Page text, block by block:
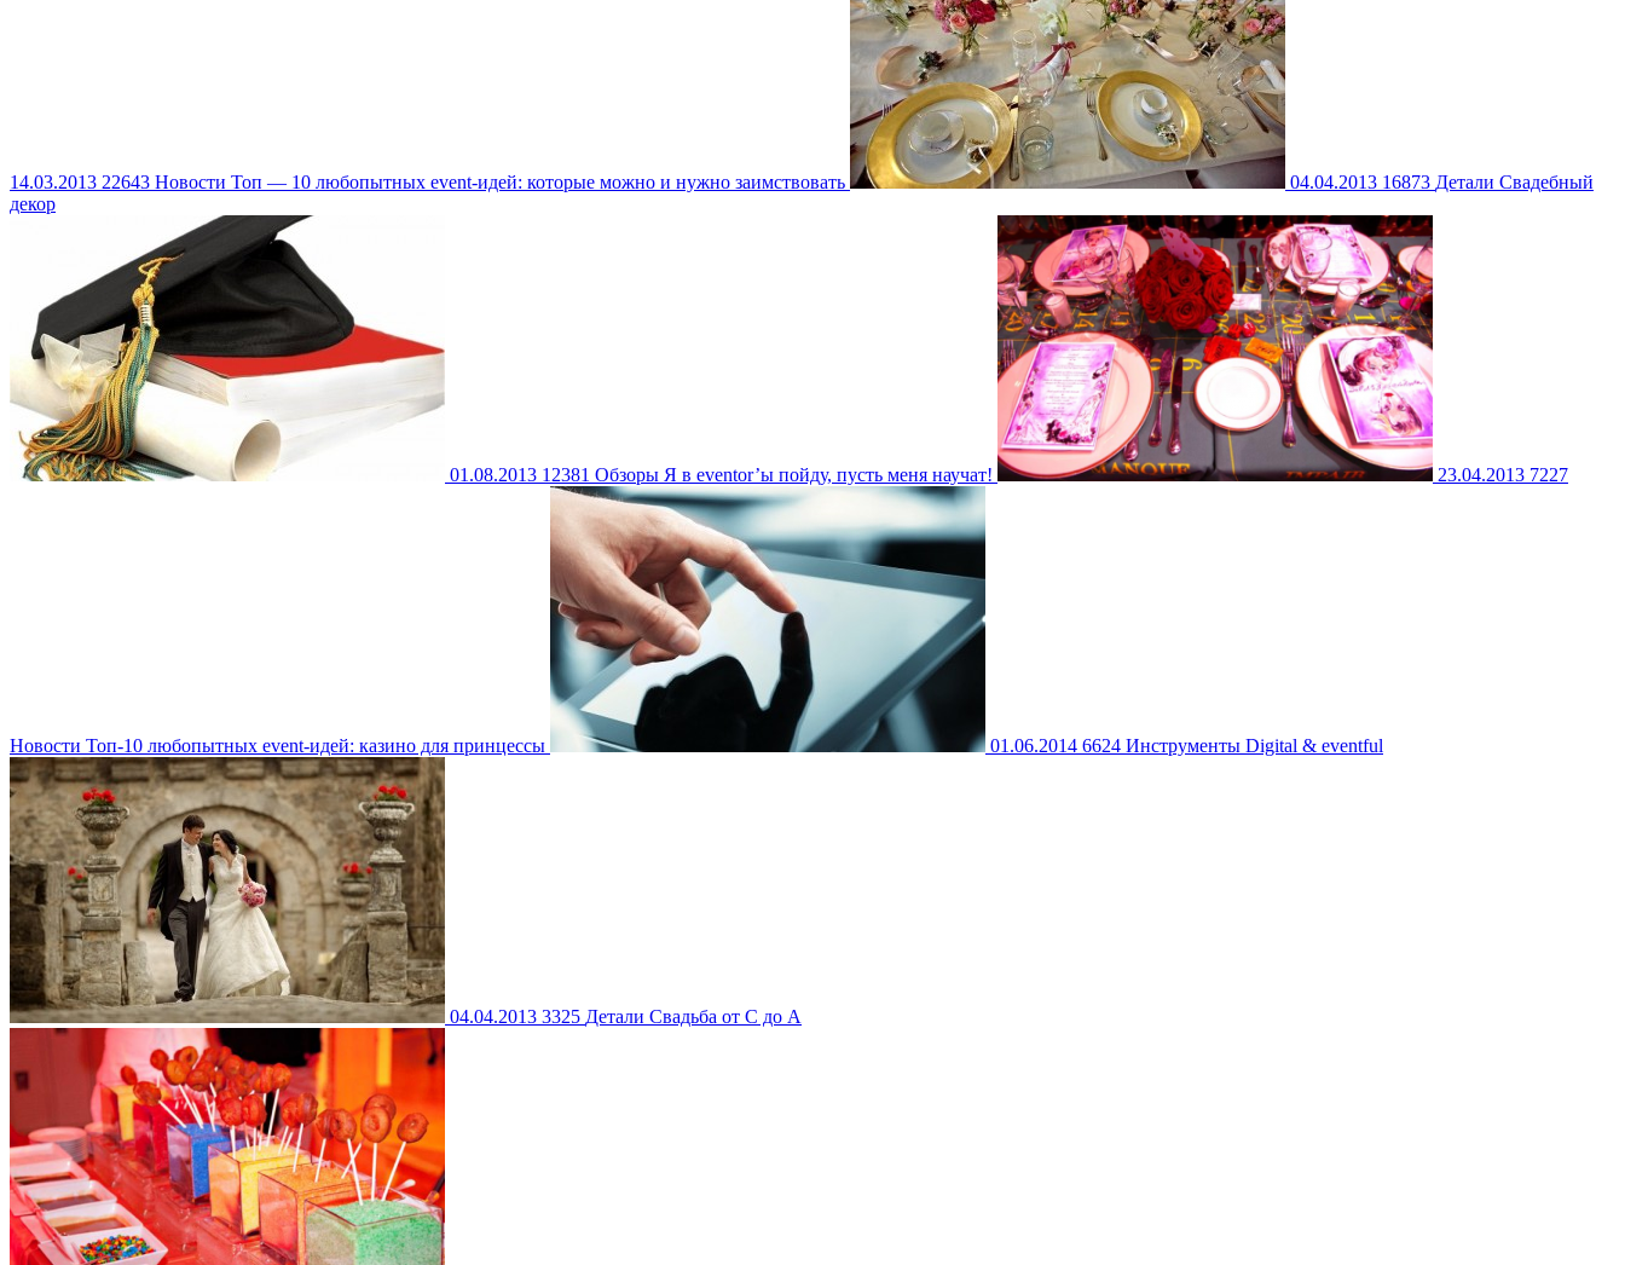
14.03.2013 22643 Новости Топ — 10 любопытных event-идей: которые можно и нужно заимствовать 04.04.2013 16873 Детали Свадебный
декор
01.08.2013 12381 Обзоры Я в eventor’ы пойду, пусть меня научат! 23.04.2013 7227
Новости Toп-10 любопытных event-идей: казино для принцессы 01.06.2014 6624 Инструменты Digital & eventful
04.04.2013 3325 Детали Свадьба от С до А